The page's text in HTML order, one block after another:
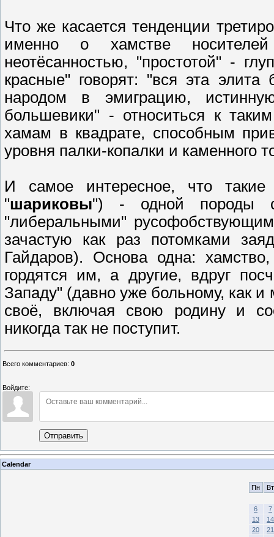
Что же касается тенденции
именно о хамстве
неотёсанностью, "простотой" -
красные" говорят: "вся эта
народом в эмиграцию,
большевики" - относиться к
хамам в квадрате, способным
уровня палки-копалки и каменного
И самое интересное, что такие
"шариковы") - одной породы
"либеральными"
зачастую как раз потомками
Гайдаров). Основа одна:
гордятся им, а другие, вдруг
Западу" (давно уже больному, как
своё, включая свою родину и
никогда так не поступит.
Всего комментариев: 0
Войдите:
Отправить
Calendar
Пн Вт
6
7
13
14
20
21